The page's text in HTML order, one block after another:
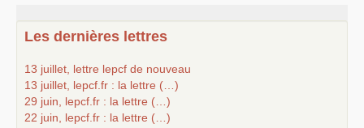
Les dernières lettres
13 juillet, lettre lepcf de nouveau
13 juillet, lepcf.fr : la lettre (…)
29 juin, lepcf.fr : la lettre (…)
22 juin, lepcf.fr : la lettre (…)